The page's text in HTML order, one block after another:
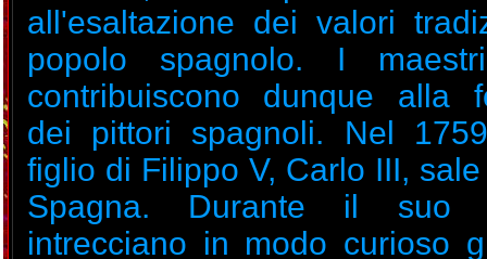
all'esaltazione dei valori
popolo spagnolo. I
contribuiscono dunque alla
dei pittori spagnoli. Nel
figlio di Filippo V, Carlo III,
Spagna. Durante il suo
intrecciano in modo curioso